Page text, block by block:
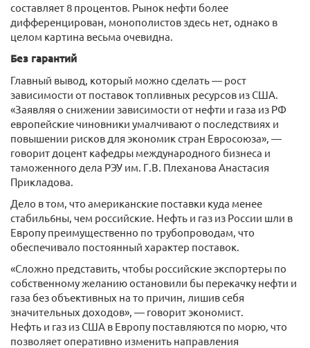
составляет 8 процентов. Рынок нефти более
дифференцирован, монополистов здесь нет, однако в
целом картина весьма очевидна.
Без гарантий
Главный вывод, который можно сделать — рост
зависимости от поставок топливных ресурсов из США.
«Заявляя о снижении зависимости от нефти и газа из РФ
европейские чиновники умалчивают о последствиях и
повышении рисков для экономик стран Евросоюза», —
говорит доцент кафедры международного бизнеса и
таможенного дела РЭУ им. Г.В. Плеханова Анастасия
Прикладова.
Дело в том, что американские поставки куда менее
стабиль6ны, чем российские. Нефть и газ из России шли в
Европу преимущественно по трубопроводам, что
обеспечивало постоянный характер поставок.
«Сложно представить, чтобы российские экспортеры по
собственному желанию остановили бы перекачку нефти и
газа без объективных на то причин, лишив себя
значительных доходов», — говорит экономист.
Нефть и газ из США в Европу поставляются по морю, что
позволяет оперативно изменить направления